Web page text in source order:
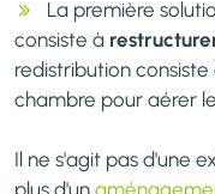
La première
consiste à
redistribution
chambre pour aérer
Il ne s'agit pas d'une
plus d'un